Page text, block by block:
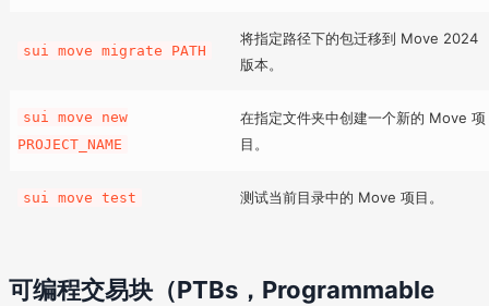
sui move migrate PATH
将指定路径下的包迁移到 Move 2024
版本。
sui move new
PROJECT_NAME
在指定文件夹中创建一个新的 Move 项
目。
sui move test 测试当前目录中的 Move 项目。
可编程交易块（PTBs，Programmable